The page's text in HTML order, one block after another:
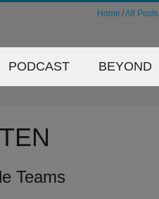
Home All Posts
PODCAST BEYOND
Teams